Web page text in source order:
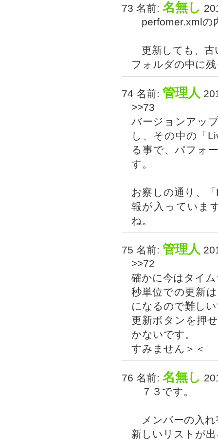
73 名前: 名無し
perfomer.xmlの
更新しても、古
フォルダの中に
74 名前: 管理人
>>73
バージョンアッ
し、その中の「
る事で、パフォ
す。
お察しの通り、
報が入っていま
ね。
75 名前: 管理人
>>72
確かに今はタイ
秒単位での更新
になるので難し
更新ボタンを押
かないです。
すみません＞＜
76 名前: 名無し
７３です。
メンバーの入れ
新しいリストが